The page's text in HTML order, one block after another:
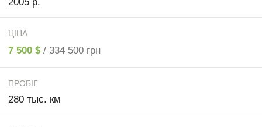
ЦІНА
7 500 $ / 334 500 грн
ПРОБІГ
280 тыс. км